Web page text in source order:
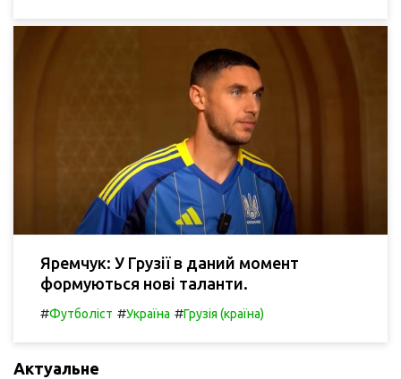
Яремчук: У Грузії в даний момент
формуються нові таланти.
#Футболіст #Україна #Грузія (країна)
Актуальне